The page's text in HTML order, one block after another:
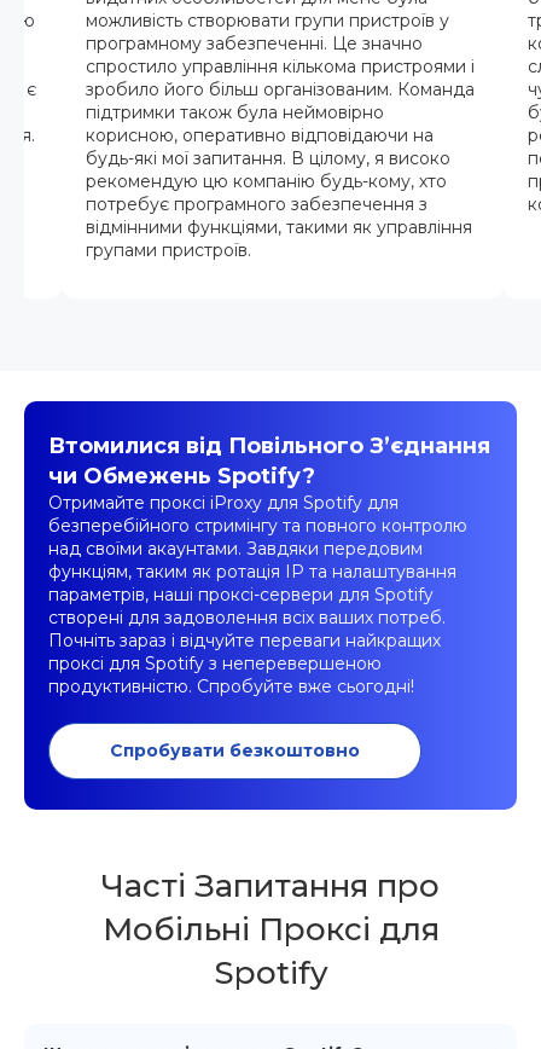
є
можливість створювати групи пристроїв у
програмному забезпеченні. Це значно
спростило управління кількома пристроями і
зробило його більш організованим. Команда
підтримки також була неймовірно
корисною, оперативно відповідаючи на
будь-які мої запитання. В цілому, я високо
рекомендую цю компанію будь-кому, хто
потребує програмного забезпечення з
відмінними функціями, такими як управління
групами пристроїв.
Втомилися від Повільного З’єднання
чи Обмежень Spotify?
Отримайте проксі iProxy для Spotify для
безперебійного стримінгу та повного контролю
над своїми акаунтами. Завдяки передовим
функціям, таким як ротація IP та налаштування
параметрів, наші проксі-сервери для Spotify
створені для задоволення всіх ваших потреб.
Почніть зараз і відчуйте переваги найкращих
проксі для Spotify з неперевершеною
продуктивністю. Спробуйте вже сьогодні!
Спробувати безкоштовно
Часті Запитання про
Мобільні Проксі для
Spotify